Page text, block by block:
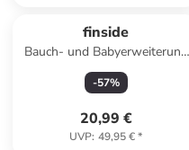
finside
Bauch- und Babyerweiterung
"Vatsa" in Schwarz
-57%
20,99 €
UVP: 49,95 €*